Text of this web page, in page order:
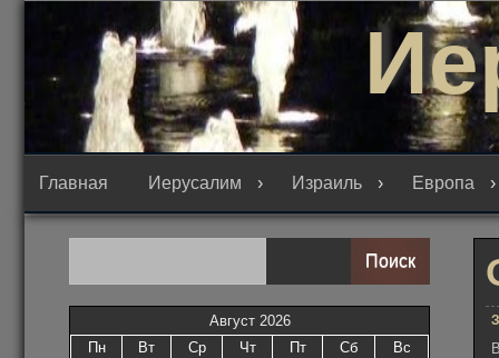
содержимому
Главная Иерусалим Израиль Европа
Поиск
Август 2026
Пн
Вт Ср Чт Пт Сб
Вс